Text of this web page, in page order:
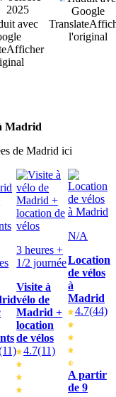
2025
avec
Afficher
Google
Translate
l'original
Madrid
de Madrid ici
3 heures +
1/2 journée
Visite à
vélo de
Madrid +
location
de vélos
4.7(11)
N/A
Location
de vélos
à
Madrid
4.7(44)
A partir
de 9